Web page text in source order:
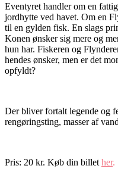
Eventyret handler om en
jordhytte ved havet. Om en
til en gylden fisk. En slags
Konen ønsker sig mere og
hun har. Fiskeren og
hendes ønsker, men er det
opfyldt?
Der bliver fortalt legende og
rengøringsting, masser af
Pris: 20 kr. Køb din billet her.